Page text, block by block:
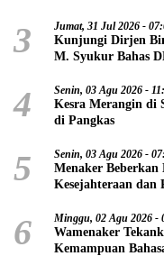
3 Jumat, 31 Jul 2026 -
Kunjungi Dirjen
M. Syukur Bahas
4 Senin, 03 Agu 2026 -
Kesra Merangin di
di Pangkas
5 Senin, 03 Agu 2026 -
Menaker
Kesejahteraan dan
6 Minggu, 02 Agu 2026 -
Wamenaker
Kemampuan